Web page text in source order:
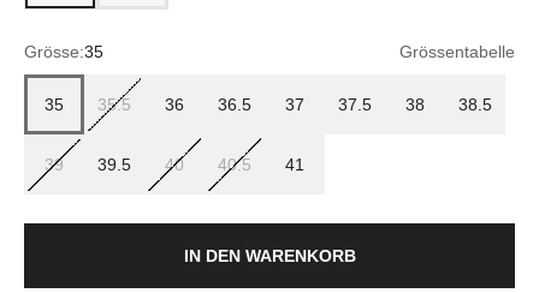
Grösse:35 Grössentabelle
35 35.5 36 36.5 37 37.5 38 38.5
39 39.5 40 40.5 41
IN DEN WARENKORB